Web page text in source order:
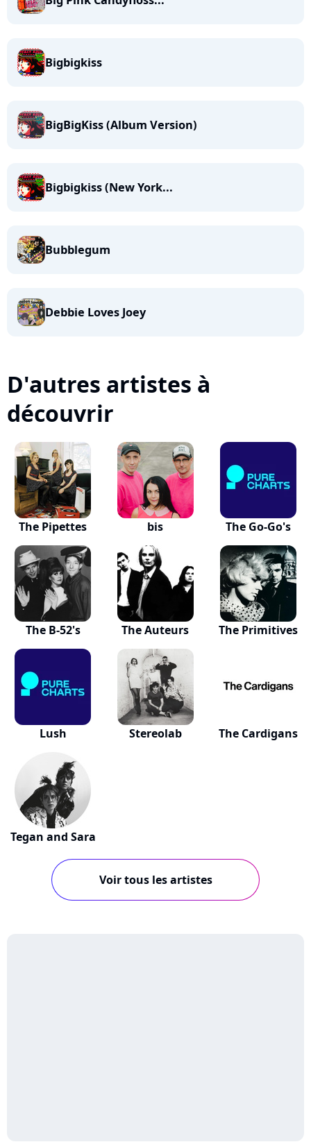
Bigbigkiss
BigBigKiss (Album Version)
Bigbigkiss (New York...
Bubblegum
Debbie Loves Joey
D'autres artistes à
découvrir
The Pipettes bis The Go-Go's
The B-52's The Auteurs The Primitives
Lush Stereolab The Cardigans
Tegan and Sara
Voir tous les artistes